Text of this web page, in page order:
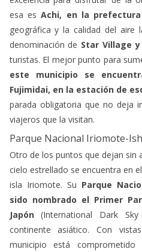
excelencia para disfrutar de la
esa es Achi, en la
geográfica y la calidad del aire
denominación de Star Village y
turistas. El mejor punto para
este municipio se
Fujimidai, en la estación de
parada obligatoria que no deja
viajeros que la visitan.
Parque Nacional Iriomote-
Otro de los puntos que dejan sin
cielo estrellado se encuentra en
isla Iriomote. Su Parque
sido nombrado el Primer
Japón (International Dark
continente asiático. Con